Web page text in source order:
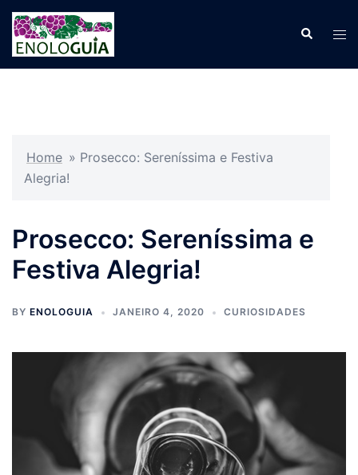
Pular
para
conteúdo
Search
Home » Prosecco: Sereníssima e Festiva
Alegria!
Prosecco: Sereníssima e
Festiva Alegria!
BY ENOLOGUIA JANEIRO 4, 2020 CURIOSIDADES